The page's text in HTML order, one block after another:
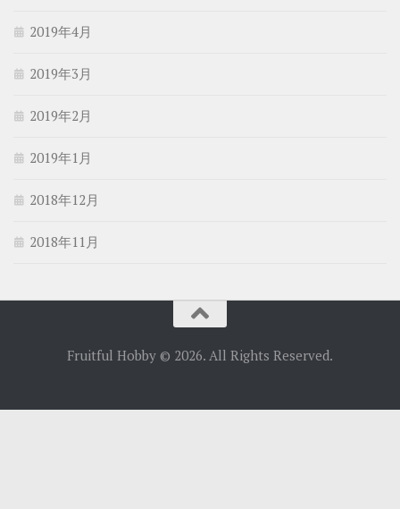
2019年4月
2019年3月
2019年2月
2019年1月
2018年12月
2018年11月
Fruitful Hobby © 2026. All Rights Reserved.